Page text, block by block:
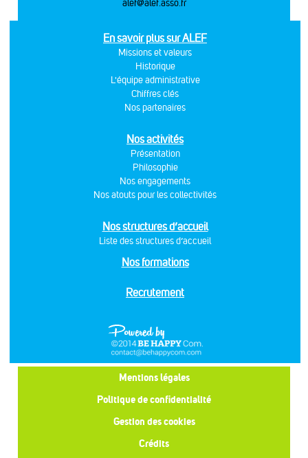
alef@alef.asso.fr
En savoir plus sur ALEF
Missions et valeurs
Historique
L'équipe administrative
Chiffres clés
Nos partenaires
Nos activités
Présentation
Philosophie
Nos engagements
Nos atouts pour les collectivités
Nos structures d’accueil
Liste des structures d’accueil
Nos formations
Recrutement
Mentions légales
Politique de confidentialité
Gestion des cookies
Crédits